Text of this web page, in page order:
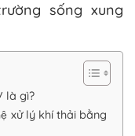
sống xung
là gì?
xử lý khí thải bằng